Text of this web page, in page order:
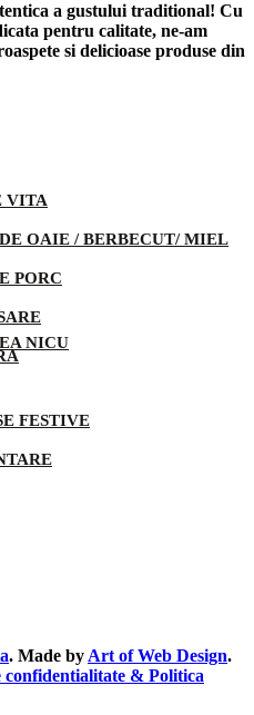
a gustului traditional! Cu
pentru calitate, ne-am
si delicioase produse din
VITA
OAIE / BERBECUT/ MIEL
PORC
NICU
FESTIVE
. Made by Art of Web Design.
& Politica